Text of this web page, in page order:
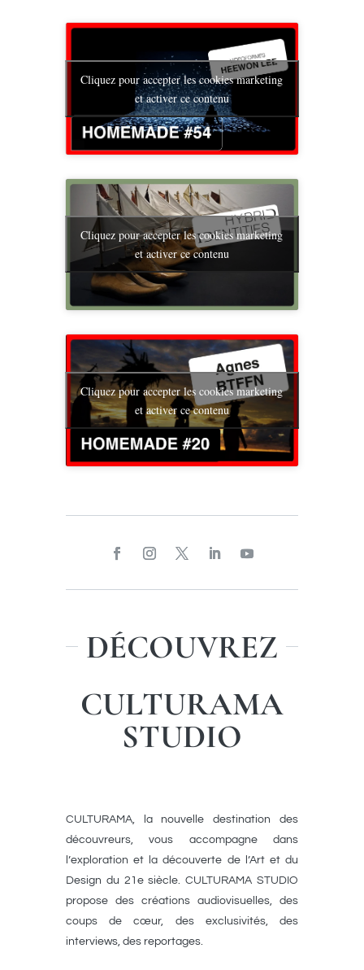
Cliquez pour accepter les cookies marketing
et activer ce contenu
Cliquez pour accepter les cookies marketing
et activer ce contenu
Cliquez pour accepter les cookies marketing
et activer ce contenu
DÉCOUVREZ
CULTURAMA
STUDIO
CULTURAMA, la nouvelle destination des
découvreurs, vous accompagne dans
l’exploration et la découverte de l’Art et du
Design du 21e siècle. CULTURAMA STUDIO
propose des créations audiovisuelles, des
coups de cœur, des exclusivités, des
interviews, des reportages.